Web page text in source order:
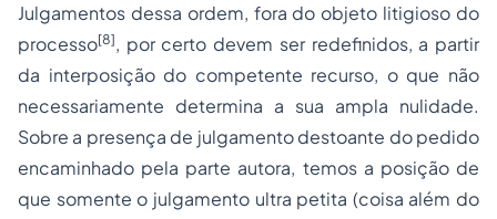
Julgamentos dessa ordem, fora do objeto litigioso do
processo[8], por certo devem ser redefinidos, a partir
da interposição do competente recurso, o que não
necessariamente determina a sua ampla nulidade.
Sobre a presença de julgamento destoante do pedido
encaminhado pela parte autora, temos a posição de
que somente o julgamento ultra petita (coisa além do